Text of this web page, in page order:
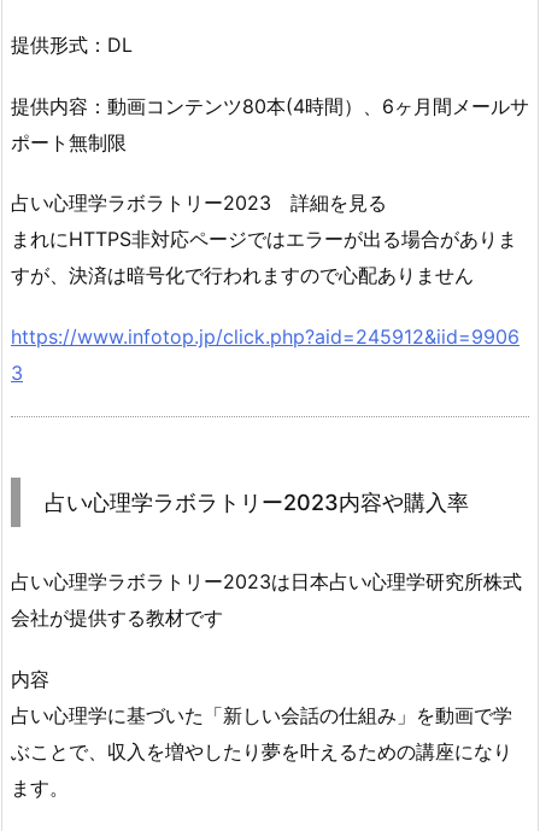
提供形式：DL
提供内容：動画コンテンツ80本(4時間）、6ヶ月間メールサ
ポート無制限
占い心理学ラボラトリー2023 詳細を見る
まれにHTTPS非対応ページではエラーが出る場合がありま
すが、決済は暗号化で行われますので心配ありません
https://www.infotop.jp/click.php?aid=245912&iid=9906
3
占い心理学ラボラトリー2023内容や購入率
占い心理学ラボラトリー2023は日本占い心理学研究所株式
会社が提供する教材です
内容
占い心理学に基づいた「新しい会話の仕組み」を動画で学
ぶことで、収入を増やしたり夢を叶えるための講座になり
ます。